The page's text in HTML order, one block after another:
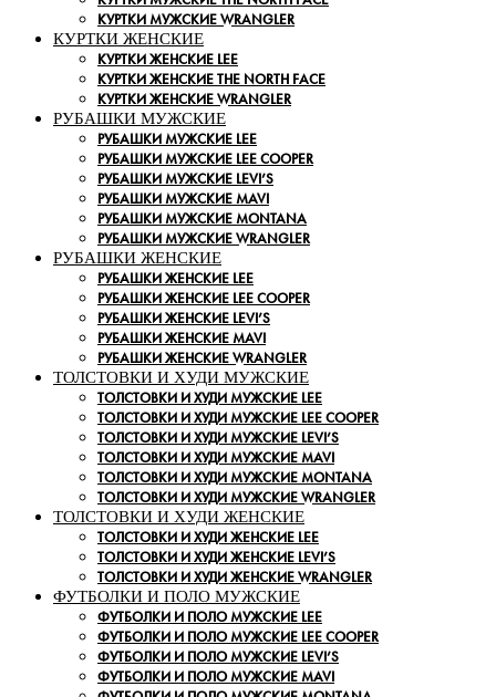
КУРТКИ МУЖСКИЕ WRANGLER
КУРТКИ ЖЕНСКИЕ
КУРТКИ ЖЕНСКИЕ LEE
КУРТКИ ЖЕНСКИЕ THE NORTH FACE
КУРТКИ ЖЕНСКИЕ WRANGLER
РУБАШКИ МУЖСКИЕ
РУБАШКИ МУЖСКИЕ LEE
РУБАШКИ МУЖСКИЕ LEE COOPER
РУБАШКИ МУЖСКИЕ LEVI’S
РУБАШКИ МУЖСКИЕ MAVI
РУБАШКИ МУЖСКИЕ MONTANA
РУБАШКИ МУЖСКИЕ WRANGLER
РУБАШКИ ЖЕНСКИЕ
РУБАШКИ ЖЕНСКИЕ LEE
РУБАШКИ ЖЕНСКИЕ LEE COOPER
РУБАШКИ ЖЕНСКИЕ LEVI’S
РУБАШКИ ЖЕНСКИЕ MAVI
РУБАШКИ ЖЕНСКИЕ WRANGLER
ТОЛСТОВКИ И ХУДИ МУЖСКИЕ
ТОЛСТОВКИ И ХУДИ МУЖСКИЕ LEE
ТОЛСТОВКИ И ХУДИ МУЖСКИЕ LEE COOPER
ТОЛСТОВКИ И ХУДИ МУЖСКИЕ LEVI’S
ТОЛСТОВКИ И ХУДИ МУЖСКИЕ MAVI
ТОЛСТОВКИ И ХУДИ МУЖСКИЕ MONTANA
ТОЛСТОВКИ И ХУДИ МУЖСКИЕ WRANGLER
ТОЛСТОВКИ И ХУДИ ЖЕНСКИЕ
ТОЛСТОВКИ И ХУДИ ЖЕНСКИЕ LEE
ТОЛСТОВКИ И ХУДИ ЖЕНСКИЕ LEVI’S
ТОЛСТОВКИ И ХУДИ ЖЕНСКИЕ WRANGLER
ФУТБОЛКИ И ПОЛО МУЖСКИЕ
ФУТБОЛКИ И ПОЛО МУЖСКИЕ LEE
ФУТБОЛКИ И ПОЛО МУЖСКИЕ LEE COOPER
ФУТБОЛКИ И ПОЛО МУЖСКИЕ LEVI’S
ФУТБОЛКИ И ПОЛО МУЖСКИЕ MAVI